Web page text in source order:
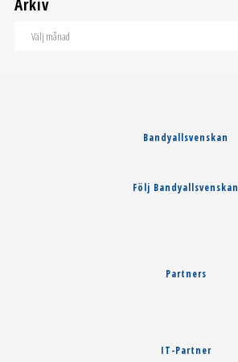
Arkiv
Bandyallsvenskan
Följ Bandyallsvenskan
Partners
IT-Partner